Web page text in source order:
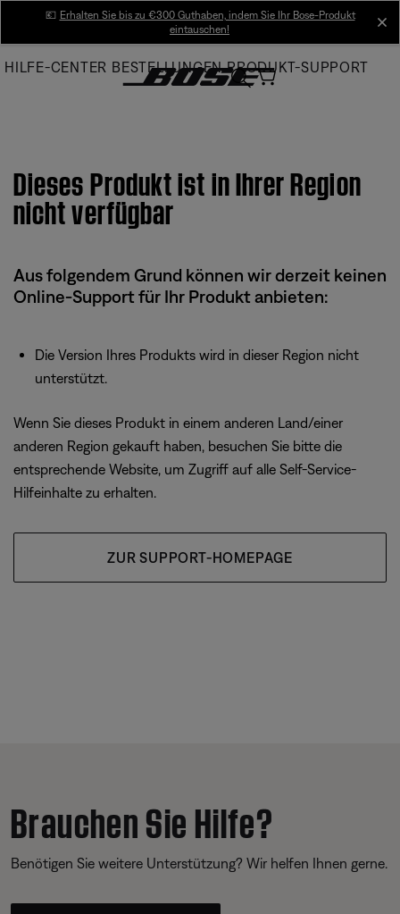
Main
💶 Erhalten Sie bis zu €300 Guthaben, indem Sie Ihr Bose-Produkt
eintauschen!
HILFE-CENTER BESTELLUNGEN PRODUKT-SUPPORT
Dieses Produkt ist in Ihrer Region
nicht verfügbar
Aus folgendem Grund können wir derzeit keinen
Online-Support für Ihr Produkt anbieten:
Die Version Ihres Produkts wird in dieser Region nicht
unterstützt.
Wenn Sie dieses Produkt in einem anderen Land/einer
anderen Region gekauft haben, besuchen Sie bitte die
entsprechende Website, um Zugriff auf alle Self-Service-
Hilfeinhalte zu erhalten.
ZUR SUPPORT-HOMEPAGE
Brauchen Sie Hilfe?
Benötigen Sie weitere Unterstützung? Wir helfen Ihnen gerne.